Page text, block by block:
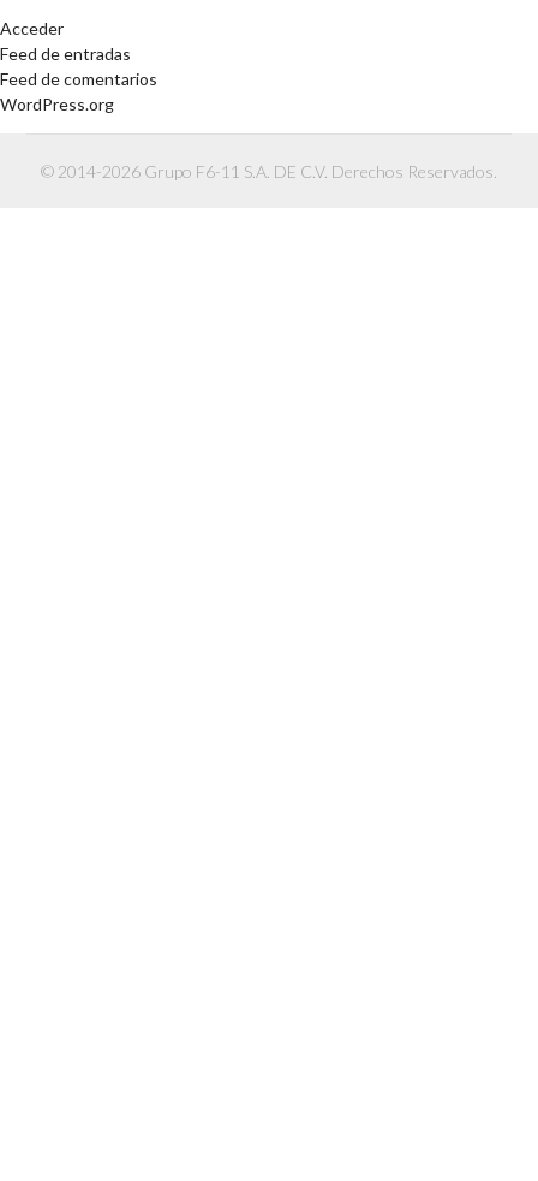
Acceder
Feed de entradas
Feed de comentarios
WordPress.org
© 2014-2026 Grupo F6-11 S.A. DE C.V. Derechos Reservados.